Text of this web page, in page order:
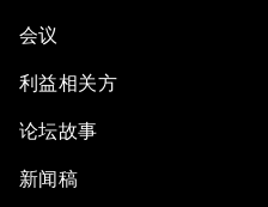
会议
利益相关方
论坛故事
新闻稿